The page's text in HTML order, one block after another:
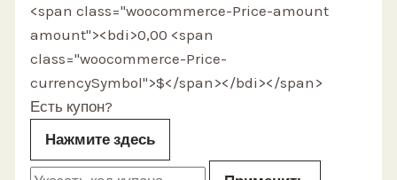
<span class="woocommerce-Price-amount
amount"><bdi>0,00 <span
class="woocommerce-Price-
currencySymbol">$</span></bdi></span>
Есть купон?
Нажмите здесь